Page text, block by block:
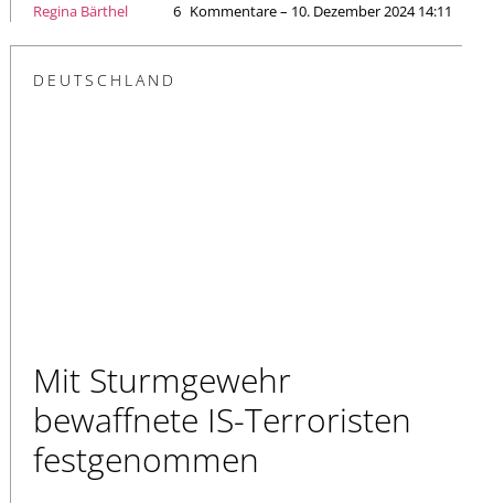
Regina Bärthel 6 Kommentare – 10. Dezember 2024 14:11
DEUTSCHLAND
Mit Sturmgewehr
bewaffnete IS-Terroristen
festgenommen